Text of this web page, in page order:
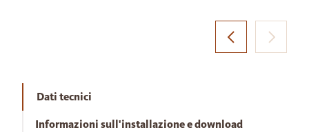
Dati tecnici
Informazioni sull'installazione e download